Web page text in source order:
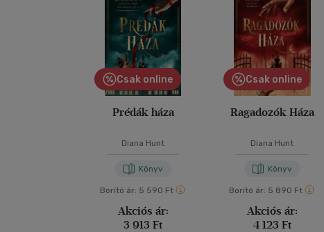
Csak online
Prédák háza
Diana Hunt
Könyv
Borító ár: 5 590 Ft
Akciós ár:
3 913 Ft
Csak online
Ragadozók Háza
Diana Hunt
Könyv
Borító ár: 5 890 Ft
Akciós ár:
4 123 Ft